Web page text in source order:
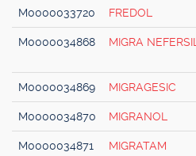
M0000033720 FREDOL
M0000034868 MIGRA NEFERSIL
M0000034869 MIGRAGESIC
M0000034870 MIGRANOL
M0000034871 MIGRATAM